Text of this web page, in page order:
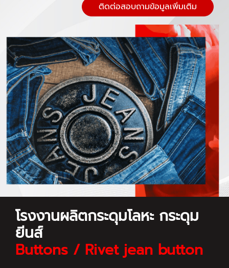
ติดต่อสอบถามข้อมูลเพิ่มเติม
โรงงานผลิตกระดุมโลหะ กระดุม
ยีนส์
Buttons / Rivet jean button